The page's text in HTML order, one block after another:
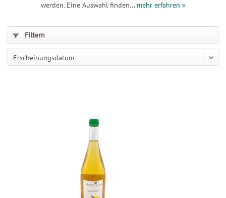
werden. Eine Auswahl finden... mehr erfahren »
Filtern